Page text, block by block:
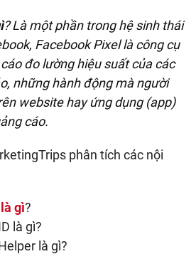
? Là một phần trong hệ sinh thái
Facebook Pixel là công cụ
đo lường hiệu suất của các
những hành động mà người
website hay ứng dụng (app)
cáo.
phân tích các nội
gì?
là gì?
là gì?